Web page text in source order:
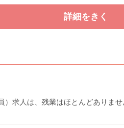
詳細をきく
）求人は、残業はほとんどありま